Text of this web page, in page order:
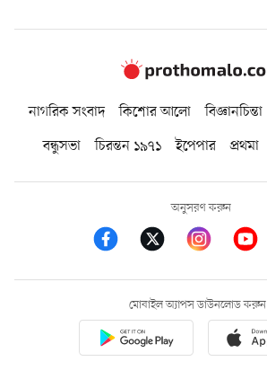
নাগরিক সংবাদ কিশোর আলো বিজ্ঞানচিন্তা
বন্ধুসভা
চিরন্তন ১৯৭১ ইপেপার প্রথমা
অনুসরণ করুন
মোবাইল অ্যাপস ডাউনলোড করুন